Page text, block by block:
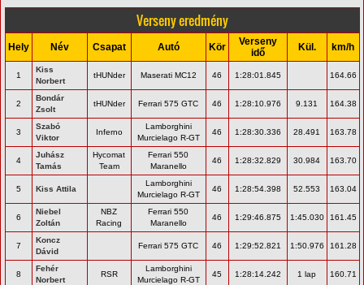
Verseny eredmény
Hely Név Csapat Autó Kör
Verseny
idő
Kül. km/h
1
Kiss
Norbert
tHUNder Maserati MC12 46 1:28:01.845 164.66
2
Bondár
Zsolt
tHUNder Ferrari 575 GTC 46 1:28:10.976 9.131 164.38
3
Szabó
Viktor
Inferno
Lamborghini
Murcielago R-GT
46 1:28:30.336 28.491 163.78
4
Juhász
Tamás
Hycomat
Team
Ferrari 550
Maranello
46 1:28:32.829 30.984 163.70
5 Kiss Attila
Lamborghini
Murcielago R-GT
46 1:28:54.398 52.553 163.04
6
Niebel
Zoltán
NBZ
Racing
Ferrari 550
Maranello
46 1:29:46.875 1:45.030 161.45
7
Koncz
Dávid
Ferrari 575 GTC 46 1:29:52.821 1:50.976 161.28
8
Fehér
Norbert
RSR
Lamborghini
Murcielago R-GT
45 1:28:14.242 1 lap 160.71